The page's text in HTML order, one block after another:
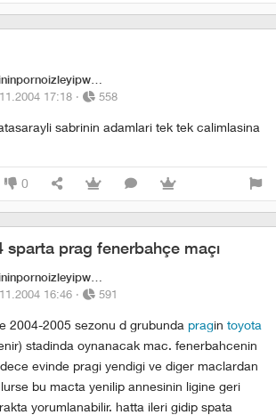
17:18 · 558
sabrinin adamlari tek tek calimlasina
0
sparta prag fenerbahçe maçı
16:46 · 591
2004-2005 sezonu d grubunda pragin toyota
stadinda oynanacak mac. fenerbahcenin
evinde pragi yendigi ve diger maclardan
bu macta yenilip annesinin ligine geri
yorumlanabilir. hatta ileri gidip spata